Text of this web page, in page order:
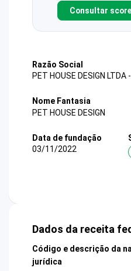
Consultar
Razão Social
PET HOUSE DESIGN LTDA
Nome Fantasia
PET HOUSE DESIGN
Data de fundação
03/11/2022
Dados da receita
Código e descrição da
jurídica